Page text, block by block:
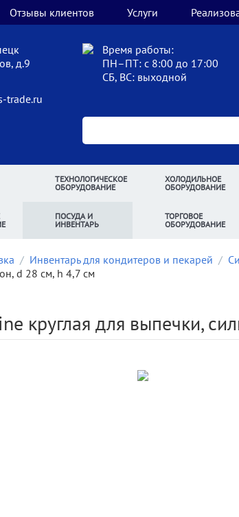
Отзывы клиентов Услуги
д.9
trade.ru
Время работы:
ПН–ПТ: с 8:00 до 17:00
СБ, ВС: выходной
ТЕХНОЛОГИЧЕСКОЕ
ОБОРУДОВАНИЕ
ХОЛОДИЛЬНОЕ
ОБОРУДОВАНИЕ
ПОСУДА И
ИНВЕНТАРЬ
ТОРГОВОЕ
ОБОРУДОВАНИЕ
/ Инвентарь для кондитеров и пекарей /
d 28 см, h 4,7 см
круглая для выпечки,